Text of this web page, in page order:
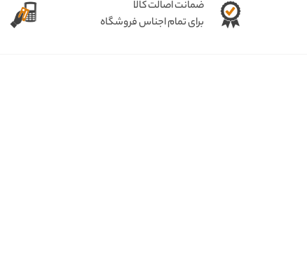
ضمانت اصالت کالا
برای تمام اجناس فروشگاه